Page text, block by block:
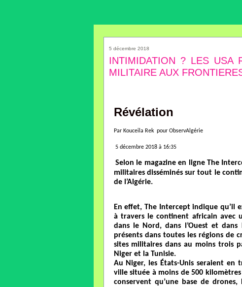
5 décembre 2018
INTIMIDATION ? LES USA
MILITAIRE AUX
Révélation
Par Kouceila Rek pour ObservAlgérie
5 décembre 2018 à 16:35
Selon le magazine en ligne The
militaires disséminés sur tout le
de l’Algérie.
En effet, The Intercept indique qu’il
à travers le continent africain avec
dans le Nord, dans l’Ouest et
présents dans toutes les régions de
sites militaires dans au moins trois
Niger et la Tunisie.
Au Niger, les États-Unis seraient en
ville située à moins de 500
conservent qu’une base de